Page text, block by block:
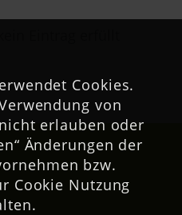
Cookies.
von
erlauben oder
Änderungen der
bzw.
Cookie Nutzung